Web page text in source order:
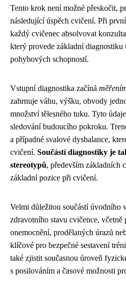
Tento krok není možné přeskočit,
následující úspěch cvičení. Při
každý cvičenec absolvovat
který provede základní diagnostiku
pohybových schopností.
Vstupní diagnostika začíná
zahrnuje váhu, výšku, obvody
množství tělesného tuku. Tyto
sledování budoucího pokroku.
a případné svalové dysbalance,
cvičení. Součástí diagnostiky je
stereotypů, především základních
základní pozice při cvičení.
Velmi důležitou součástí úvodního
zdravotního stavu cvičence,
onemocnění, prodělaných úrazů
klíčové pro bezpečné sestavení
také zjistit současnou úroveň
s posilováním a časové možnosti